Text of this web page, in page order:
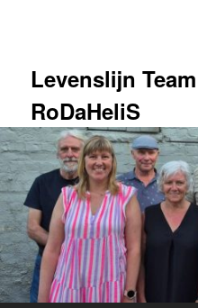
inhoudLevenslijn
RoDaHeliS